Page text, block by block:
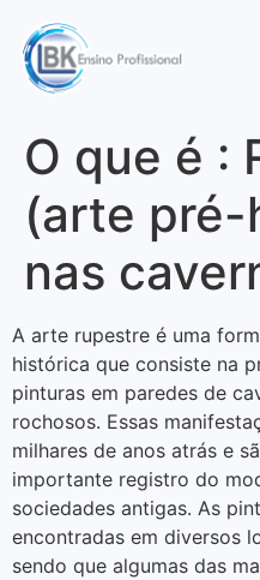
O que é :
(arte
nas
A arte rupestre é uma
histórica que consiste na
pinturas em paredes de
rochosos. Essas
milhares de anos atrás e
importante registro do
sociedades antigas. As
encontradas em diversos
sendo que algumas das